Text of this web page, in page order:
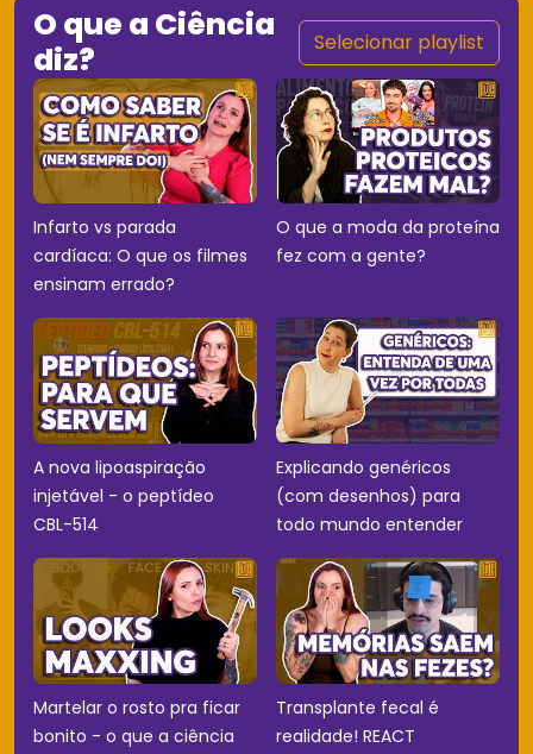
O que a Ciência
diz?
Selecionar playlist
Infarto vs parada
cardíaca: O que os filmes
ensinam errado?
O que a moda da proteína
fez com a gente?
A nova lipoaspiração
injetável - o peptídeo
CBL-514
Explicando genéricos
(com desenhos) para
todo mundo entender
Martelar o rosto pra ficar
bonito - o que a ciência
Transplante fecal é
realidade! REACT